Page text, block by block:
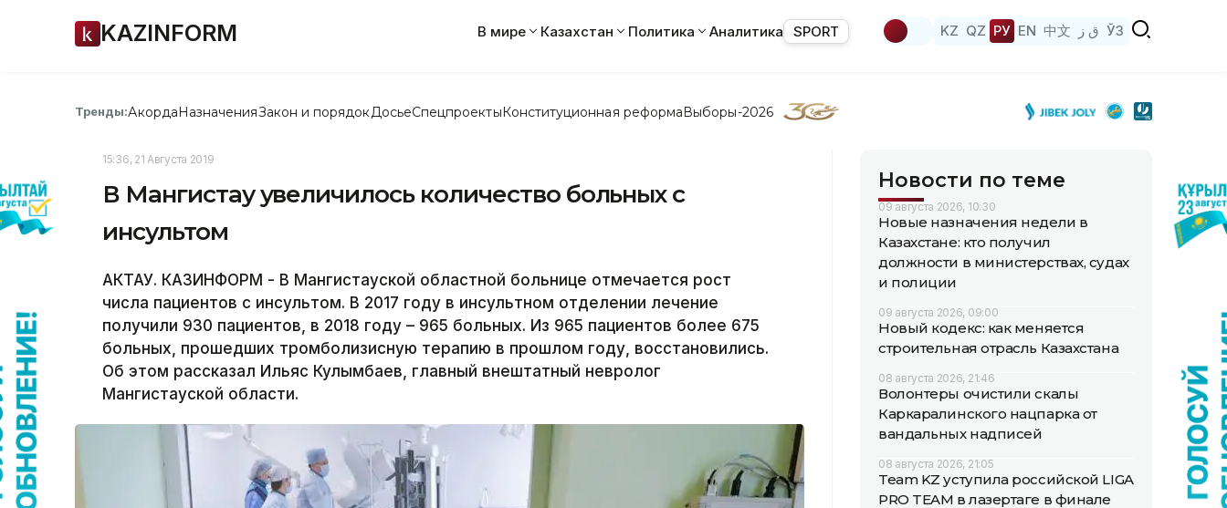
KAZINFORM В мире Казахстан Политика Аналитика SPORT KZ QZ РУ EN 中文 ق ز ЎЗ
Тренды:АкордаНазначенияЗакон и порядок ДосьеСпецпроектыКонституционная реформаВыборы-2026
15:36, 21 Августа 2019
В Мангистау увеличилось количество больных с
инсультом
АКТАУ. КАЗИНФОРМ - В Мангистауской областной больнице отмечается рост
числа пациентов с инсультом. В 2017 году в инсультном отделении лечение
получили 930 пациентов, в 2018 году – 965 больных. Из 965 пациентов более 675
больных, прошедших тромболизисную терапию в прошлом году, восстановились.
Об этом рассказал Ильяс Кулымбаев, главный внештатный невролог
Мангистауской области.
Новости по теме
09 августа 2026, 10:30
Новые назначения недели в
Казахстане: кто получил
должности в министерствах, судах
и полиции
09 августа 2026, 09:00
Новый кодекс: как меняется
строительная отрасль Казахстана
08 августа 2026, 21:46
Волонтеры очистили скалы
Каркаралинского нацпарка от
вандальных надписей
08 августа 2026, 21:05
Team KZ уступила российской LIGA
PRO TEAM в лазертаге в финале